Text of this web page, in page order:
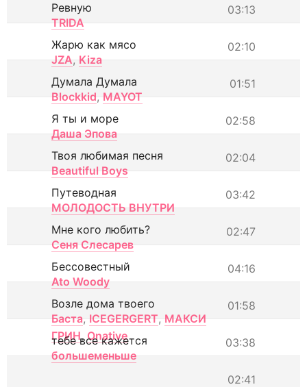
03:13
Ревную
TRIDA
02:10
Жарю как мясо
JZA, Kiza
01:51
Думала Думала
Blockkid, MAYOT
02:58
Я ты и море
Даша Эпова
02:04
Твоя любимая песня
Beautiful Boys
03:42
Путеводная
МОЛОДОСТЬ ВНУТРИ
02:47
Мне кого любить?
Сеня Слесарев
04:16
Бессовестный
Ato Woody
01:58
Возле дома твоего
Баста, ICEGERGERT, МАКСИ
ГРИН, Onative 03:38
тебе все кажется
большеменьше
02:41